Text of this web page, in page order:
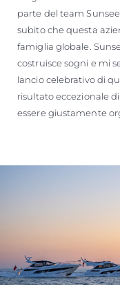
parte del team
subito che questa
famiglia globale.
costruisce sogni e mi
lancio celebrativo di
risultato eccezionale
essere giustamente